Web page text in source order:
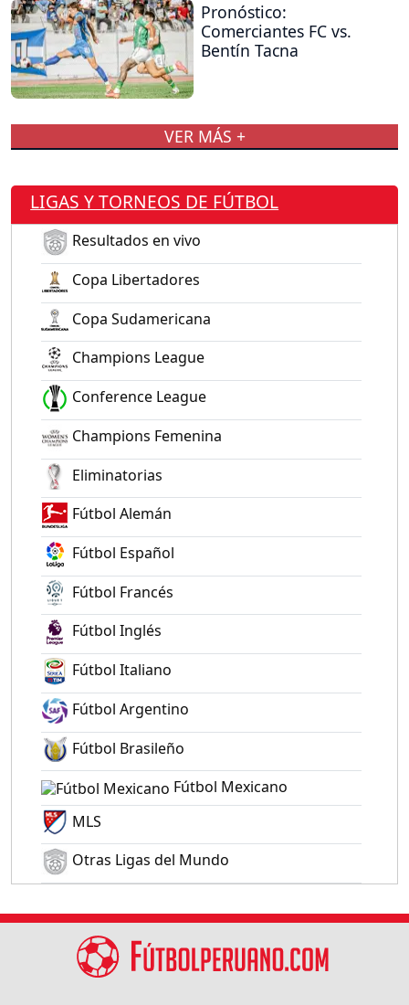
Pronóstico:
Comerciantes FC vs.
Bentín Tacna
VER MÁS +
LIGAS Y TORNEOS DE FÚTBOL
Resultados en vivo
Copa Libertadores
Copa Sudamericana
Champions League
Conference League
Champions Femenina
Eliminatorias
Fútbol Alemán
Fútbol Español
Fútbol Francés
Fútbol Inglés
Fútbol Italiano
Fútbol Argentino
Fútbol Brasileño
Fútbol Mexicano
MLS
Otras Ligas del Mundo